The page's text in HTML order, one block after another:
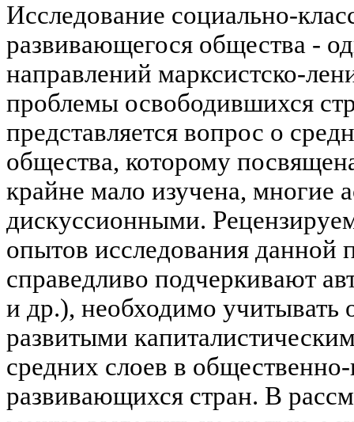
Исследование социально-
развивающегося общества -
направлений марксистско-
проблемы освободившихся
представляется вопрос о
общества, которому
крайне мало изучена, многие
дискуссионными.
опытов исследования данной
справедливо подчеркивают
и др.), необходимо учитывать
развитыми
средних слоев в
развивающихся стран. В